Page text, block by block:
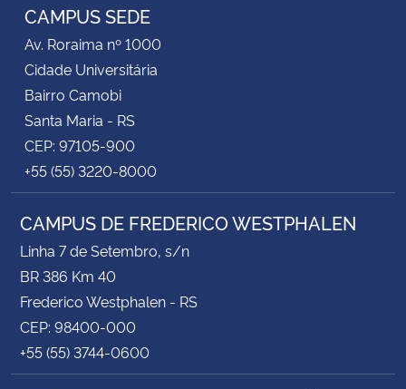
CAMPUS SEDE
Av. Roraima nº 1000
Cidade Universitária
Bairro Camobi
Santa Maria - RS
CEP: 97105-900
+55 (55) 3220-8000
CAMPUS DE FREDERICO WESTPHALEN
Linha 7 de Setembro, s/n
BR 386 Km 40
Frederico Westphalen - RS
CEP: 98400-000
+55 (55) 3744-0600